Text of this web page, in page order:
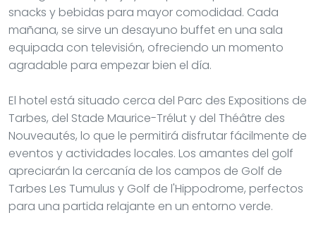
snacks y bebidas para mayor comodidad. Cada
mañana, se sirve un desayuno buffet en una sala
equipada con televisión, ofreciendo un momento
agradable para empezar bien el día.
El hotel está situado cerca del Parc des Expositions de
Tarbes, del Stade Maurice-Trélut y del Théâtre des
Nouveautés, lo que le permitirá disfrutar fácilmente de
eventos y actividades locales. Los amantes del golf
apreciarán la cercanía de los campos de Golf de
Tarbes Les Tumulus y Golf de l'Hippodrome, perfectos
para una partida relajante en un entorno verde.